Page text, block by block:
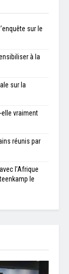
sur le
à la
sur la
vraiment
réunis par
l’Afrique
le